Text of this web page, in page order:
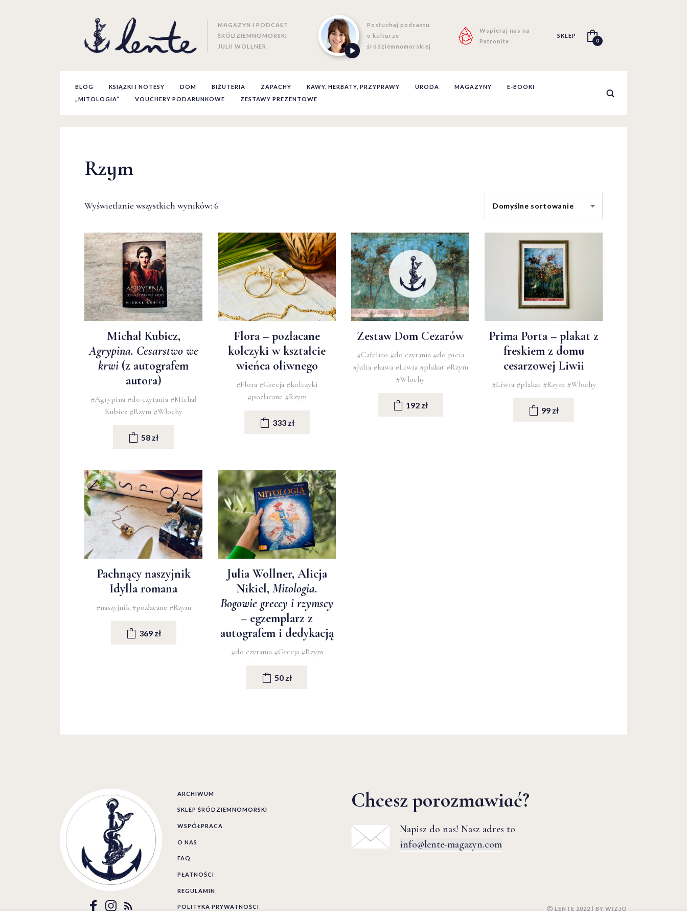
MAGAZYN I PODCAST
ŚRÓDZIEMNOMORSKI
JULII WOLLNER
Posłuchaj podcastu
o kulturze
śródziemnomorskiej
Wspieraj nas na
Patronite
SKLEP
0
BLOG KSIĄŻKI I NOTESY DOM BIŻUTERIA ZAPACHY KAWY, HERBATY, PRZYPRAWY URODA MAGAZYNY
E-BOOKI
„MITOLOGIA”
VOUCHERY PODARUNKOWE ZESTAWY PREZENTOWE
Rzym
Wyświetlanie wszystkich wyników: 6
Michał Kubicz,
Agrypina. Cesarstwo we
krwi (z autografem
autora)
#Agrypina #do czytania #Michał
Kubicz #Rzym #Włochy
58 zł
Flora – pozłacane
kolczyki w kształcie
wieńca oliwnego
#Flora #Grecja #kolczyki
#pozłacane #Rzym
333 zł
Zestaw Dom Cezarów
#Cafelito #do czytania #do picia
#Julia #kawa #Liwia #plakat #Rzym
#Włochy
192 zł
Prima Porta – plakat z
freskiem z domu
cesarzowej Liwii
#Liwia #plakat #Rzym #Włochy
99 zł
Pachnący naszyjnik
Idylla romana
#naszyjnik #pozłacane #Rzym
369 zł
Julia Wollner, Alicja
Nikiel, Mitologia.
Bogowie greccy i rzymscy
– egzemplarz z
autografem i dedykacją
#do czytania #Grecja #Rzym
50 zł
Chcesz porozmawiać?
Napisz do nas! Nasz adres to
info@lente-magazyn.com
Ⓒ LENTE 2022 | BY WIZJO
ARCHIWUM
SKLEP ŚRÓDZIEMNOMORSKI
WSPÓŁPRACA
O NAS
FAQ
PŁATNOŚCI
REGULAMIN
POLITYKA PRYWATNOŚCI